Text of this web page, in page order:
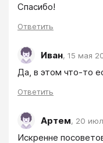
Спасибо!
Ответить
Иван, 15 мая
Да, в этом что-то
Ответить
Артем, 20
Искренне